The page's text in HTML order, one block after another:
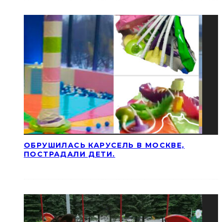
ОБРУШИЛАСЬ КАРУСЕЛЬ В МОСКВЕ,
ПОСТРАДАЛИ ДЕТИ.